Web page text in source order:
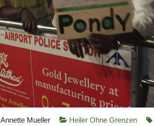
Annette Mueller Heiler Ohne Grenzen